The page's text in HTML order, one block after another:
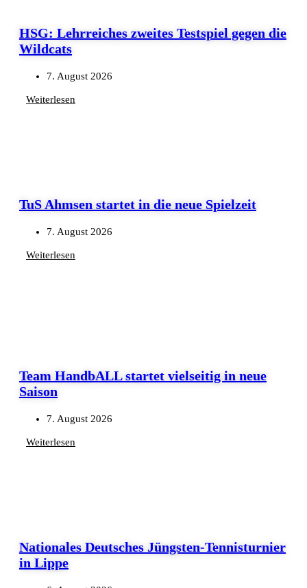
HSG: Lehrreiches zweites Testspiel gegen die
Wildcats
7. August 2026
Weiterlesen
TuS Ahmsen startet in die neue Spielzeit
7. August 2026
Weiterlesen
Team HandbALL startet vielseitig in neue
Saison
7. August 2026
Weiterlesen
Nationales Deutsches Jüngsten-Tennisturnier
in Lippe